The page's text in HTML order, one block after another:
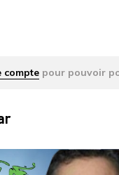
compte pour pouvoir